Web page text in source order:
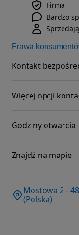
Firma
Bardzo
Prawa
Kontakt
Więcej opcji
Godziny otwarcia
Znajdź na mapie
Mostowa 2 -
(Polska)